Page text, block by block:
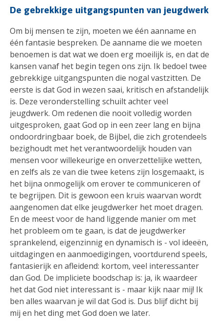
De gebrekkige uitgangspunten van jeugdwerk
Om bij mensen te zijn, moeten we één aanname en
één fantasie bespreken. De aanname die we moeten
benoemen is dat wat we doen erg moeilijk is, en dat de
kansen vanaf het begin tegen ons zijn. Ik bedoel twee
gebrekkige uitgangspunten die nogal vastzitten. De
eerste is dat God in wezen saai, kritisch en afstandelijk
is. Deze veronderstelling schuilt achter veel
jeugdwerk. Om redenen die nooit volledig worden
uitgesproken, gaat God op in een zeer lang en bijna
ondoordringbaar boek, de Bijbel, die zich grotendeels
bezighoudt met het verantwoordelijk houden van
mensen voor willekeurige en onverzettelijke wetten,
en zelfs als ze van die twee ketens zijn losgemaakt, is
het bijna onmogelijk om erover te communiceren of
te begrijpen. Dit is gewoon een kruis waarvan wordt
aangenomen dat elke jeugdwerker het moet dragen.
En de meest voor de hand liggende manier om met
het probleem om te gaan, is dat de jeugdwerker
sprankelend, eigenzinnig en dynamisch is - vol ideeën,
uitdagingen en aanmoedigingen, voortdurend speels,
fantasierijk en afleidend: kortom, veel interessanter
dan God. De impliciete boodschap is: ja, ik waardeer
het dat God niet interessant is - maar kijk naar mij! Ik
ben alles waarvan je wil dat God is. Dus blijf dicht bij
mij en het ding met God doen we later.